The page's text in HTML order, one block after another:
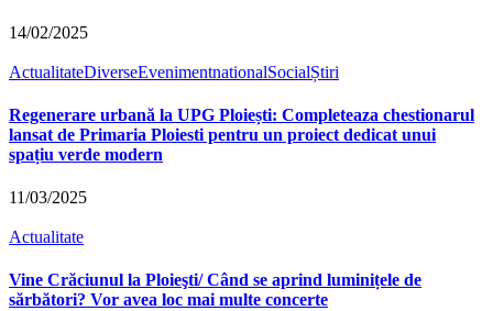
14/02/2025
ActualitateDiverseEvenimentnationalSocialȘtiri
Regenerare urbană la UPG Ploiești: Completeaza chestionarul
lansat de Primaria Ploiesti pentru un proiect dedicat unui
spațiu verde modern
11/03/2025
Actualitate
Vine Crăciunul la Ploieşti/ Când se aprind luminițele de
sărbători? Vor avea loc mai multe concerte